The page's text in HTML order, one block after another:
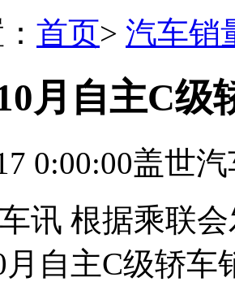
首页> 汽车销
月自主C级
0:00:00盖世汽
讯 根据乘联
月自主C级轿